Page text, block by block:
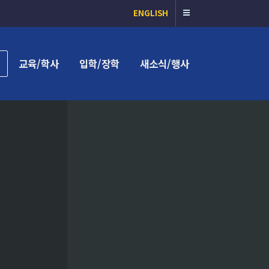
ENGLISH
교육/학사 입학/장학 새소식/행사